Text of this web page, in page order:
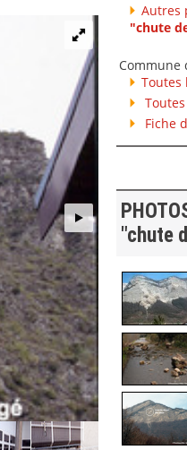
Autres
"chute
Commune
Toutes
Fiche
"chute